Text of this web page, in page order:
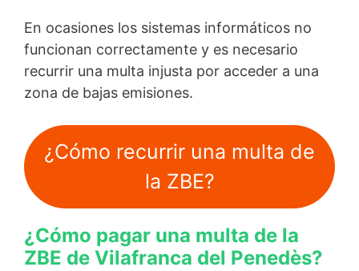
En ocasiones los sistemas informáticos no
funcionan correctamente y es necesario
recurrir una multa injusta por acceder a una
zona de bajas emisiones.
¿Cómo recurrir una multa de
la ZBE?
¿Cómo pagar una multa de la
ZBE de Vilafranca del Penedès?